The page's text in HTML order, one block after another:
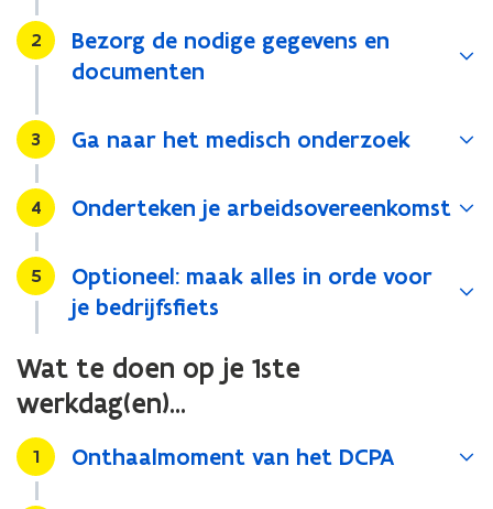
Stap
2
Bezorg de nodige gegevens en
documenten
Stap
3 Ga naar het medisch onderzoek
Stap
4 Onderteken je arbeidsovereenkomst
Stap
5
Optioneel: maak alles in orde voor
je bedrijfsfiets
Wat te doen op je 1ste
werkdag(en)...
Stap
1 Onthaalmoment van het DCPA